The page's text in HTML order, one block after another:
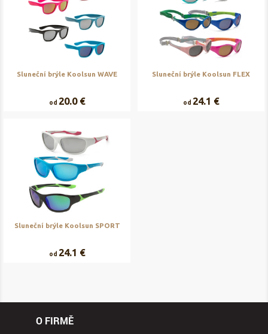
Sluneční brýle Koolsun WAVE
od 20.0 €
Sluneční brýle Koolsun FLEX
od 24.1 €
Sluneční brýle Koolsun SPORT
od 24.1 €
O FIRMĚ